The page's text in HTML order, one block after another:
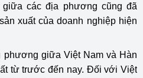
giữa các địa phương cũng đã
xuất của doanh nghiệp hiện
phương giữa Việt Nam và Hàn
từ trước đến nay. Đối với Việt